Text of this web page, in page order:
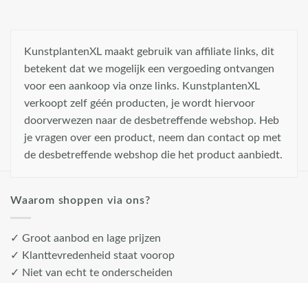
KunstplantenXL maakt gebruik van affiliate links, dit
betekent dat we mogelijk een vergoeding ontvangen
voor een aankoop via onze links. KunstplantenXL
verkoopt zelf géén producten, je wordt hiervoor
doorverwezen naar de desbetreffende webshop. Heb
je vragen over een product, neem dan contact op met
de desbetreffende webshop die het product aanbiedt.
Waarom shoppen via ons?
✓ Groot aanbod en lage prijzen
✓ Klanttevredenheid staat voorop
✓ Niet van echt te onderscheiden